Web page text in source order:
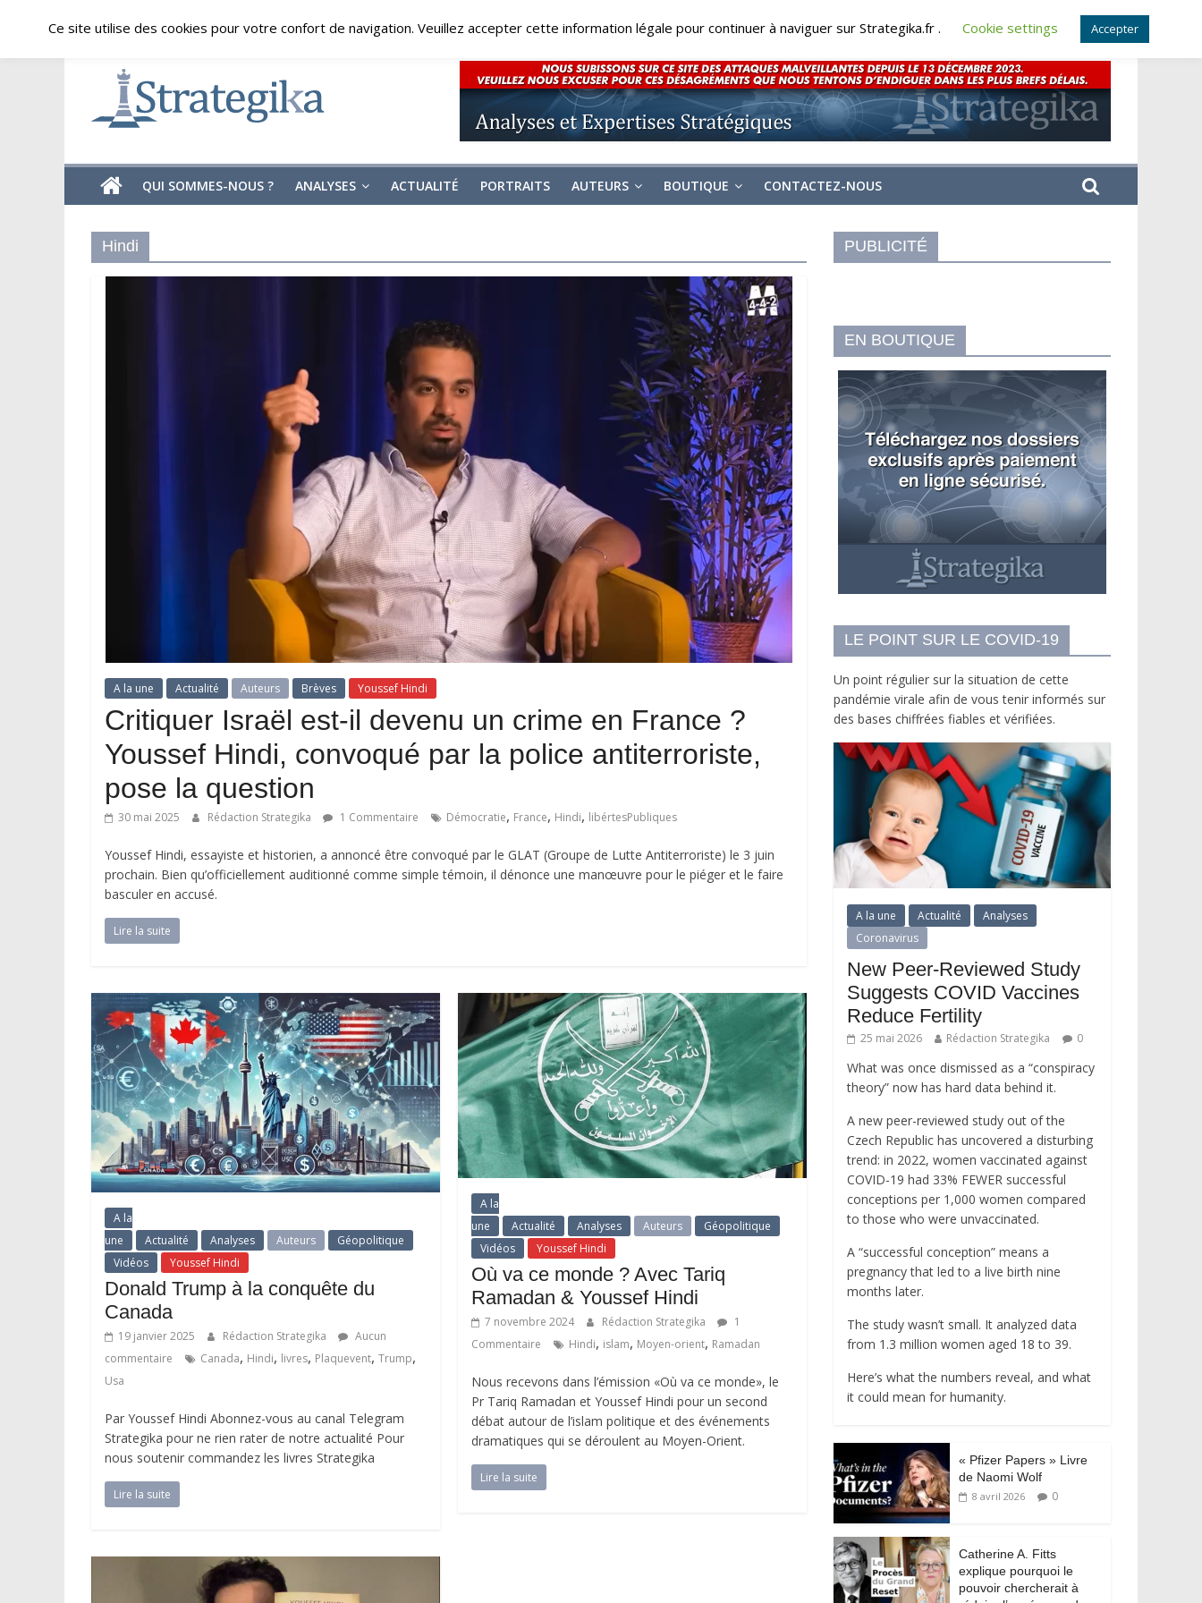
content
dimanche, août 9, 2026
Strategika
Expertise
Analyses
géostratégiques
QUI SOMMES-NOUS ? ANALYSES ACTUALITÉ PORTRAITS AUTEURS BOUTIQUE CONTACTEZ-NOUS
Hindi
A la une Actualité Auteurs Brèves Youssef Hindi
Critiquer Israël est-il devenu un crime en France ?
Youssef Hindi, convoqué par la police antiterroriste,
pose la question
30 mai 2025 Rédaction Strategika 1 Commentaire Démocratie, France, Hindi, libértesPubliques
Youssef Hindi, essayiste et historien, a annoncé être convoqué par le GLAT (Groupe de Lutte Antiterroriste) le 3 juin
prochain. Bien qu’officiellement auditionné comme simple témoin, il dénonce une manœuvre pour le piéger et le faire
basculer en accusé.
Lire la suite
A la
une
Actualité Analyses Auteurs
Géopolitique
Vidéos
Youssef Hindi
Donald Trump à la conquête du
Canada
19 janvier 2025 Rédaction Strategika
Aucun
commentaire
Canada, Hindi, livres, Plaquevent, Trump,
Usa
Par Youssef Hindi Abonnez-vous au canal Telegram
Strategika pour ne rien rater de notre actualité Pour
nous soutenir commandez les livres Strategika
Lire la suite
A la
une
Actualité Analyses Auteurs
Géopolitique
Vidéos
Youssef Hindi
Où va ce monde ? Avec Tariq
Ramadan & Youssef Hindi
7 novembre 2024 Rédaction Strategika
1
Commentaire
Hindi, islam, Moyen-orient, Ramadan
Nous recevons dans l’émission «Où va ce monde», le
Pr Tariq Ramadan et Youssef Hindi pour un second
débat autour de l’islam politique et des événements
dramatiques qui se déroulent au Moyen-Orient.
Lire la suite
PUBLICITÉ
EN BOUTIQUE
LE POINT SUR LE COVID-19
Un point régulier sur la situation de cette
pandémie virale afin de vous tenir informés sur
des bases chiffrées fiables et vérifiées.
A la une Actualité
Analyses
Coronavirus
New Peer-Reviewed Study
Suggests COVID Vaccines
Reduce Fertility
25 mai 2026 Rédaction Strategika 0
What was once dismissed as a “conspiracy
theory” now has hard data behind it.
A new peer-reviewed study out of the
Czech Republic has uncovered a disturbing
trend: in 2022, women vaccinated against
COVID-19 had 33% FEWER successful
conceptions per 1,000 women compared
to those who were unvaccinated.
A “successful conception” means a
pregnancy that led to a live birth nine
months later.
The study wasn’t small. It analyzed data
from 1.3 million women aged 18 to 39.
Here’s what the numbers reveal, and what
it could mean for humanity.
« Pfizer Papers » Livre
de Naomi Wolf
8 avril 2026 0
Catherine A. Fitts
explique pourquoi le
pouvoir chercherait à
Ce site utilise des cookies pour votre confort de navigation. Veuillez accepter cette information légale pour continuer à naviguer sur Strategika.fr . Cookie settings Accepter